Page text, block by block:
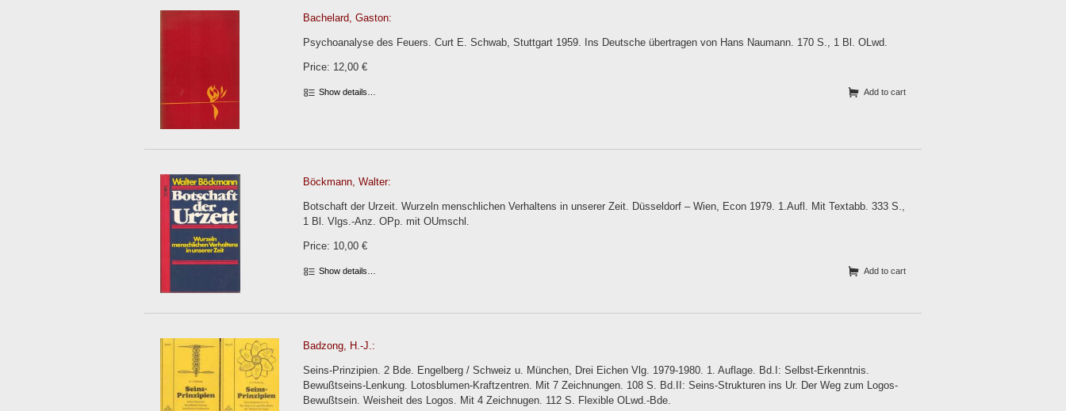
Bachelard, Gaston:
Psychoanalyse des Feuers. Curt E. Schwab, Stuttgart 1959. Ins Deutsche übertragen von Hans Naumann. 170 S., 1 Bl. OLwd.
Price: 12,00 €
Show details… Add to cart
Böckmann, Walter:
Botschaft der Urzeit. Wurzeln menschlichen Verhaltens in unserer Zeit. Düsseldorf – Wien, Econ 1979. 1.Aufl. Mit Textabb. 333 S.,
1 Bl. Vlgs.-Anz. OPp. mit OUmschl.
Price: 10,00 €
Show details… Add to cart
Badzong, H.-J.:
Seins-Prinzipien. 2 Bde. Engelberg / Schweiz u. München, Drei Eichen Vlg. 1979-1980. 1. Auflage. Bd.I: Selbst-Erkenntnis.
Bewußtseins-Lenkung. Lotosblumen-Kraftzentren. Mit 7 Zeichnungen. 108 S. Bd.II: Seins-Strukturen ins Ur. Der Weg zum Logos-
Bewußtsein. Weisheit des Logos. Mit 4 Zeichnugen. 112 S. Flexible OLwd.-Bde.